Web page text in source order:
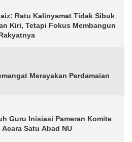
Ratu Kalinyamat Tidak Sibuk
Kiri, Tetapi Fokus Membangun
Merayakan Perdamaian
Guru Inisiasi Pameran Komite
Satu Abad NU